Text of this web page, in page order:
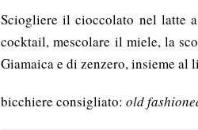
Sciogliere il cioccolato nel latte
cocktail, mescolare il miele, la
Giamaica e di zenzero, insieme al
bicchiere consigliato: old